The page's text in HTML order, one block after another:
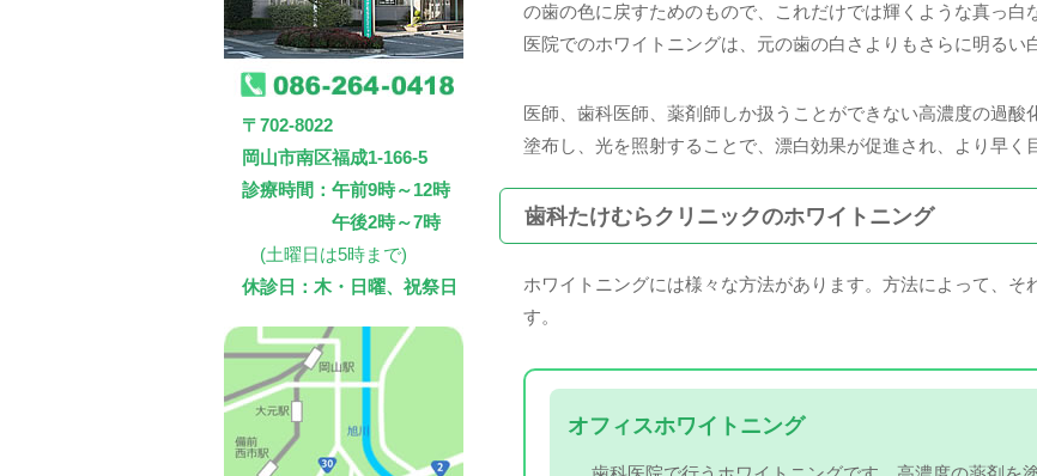
の歯の色に戻すためのもので、これだけでは輝くような真っ
医院でのホワイトニングは、元の歯の白さよりもさらに明るい
医師、歯科医師、薬剤師しか扱うことができない高濃度の過酸
塗布し、光を照射することで、漂白効果が促進され、より早く
歯科たけむらクリニックのホワイトニング
ホワイトニングには様々な方法があります。方法によって、そ
す。
オフィスホワイトニング
〒702-8022
岡山市南区福成1-166-5
診療時間：午前9時～12時
午後2時～7時
(土曜日は5時まで)
休診日：木・日曜、祝祭日